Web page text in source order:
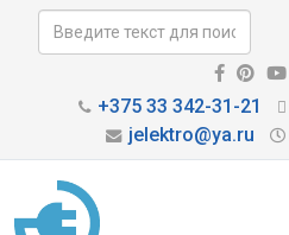
+375 33 342-31-21
jelektro@ya.ru